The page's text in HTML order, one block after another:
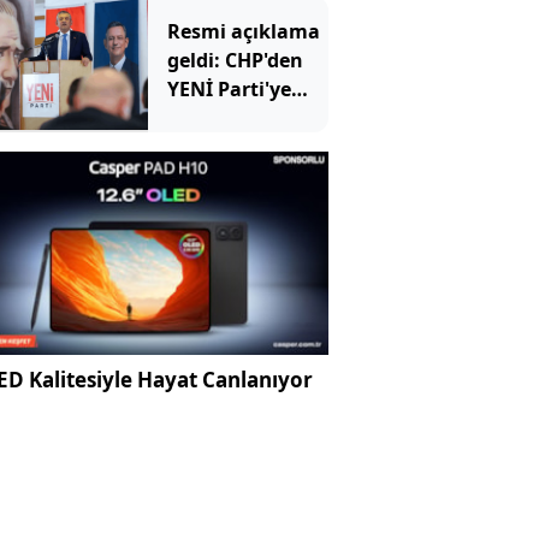
Resmi açıklama
geldi: CHP'den
YENİ Parti'ye
başkanı geçti?
Kalitesiyle Hayat Canlanıyor